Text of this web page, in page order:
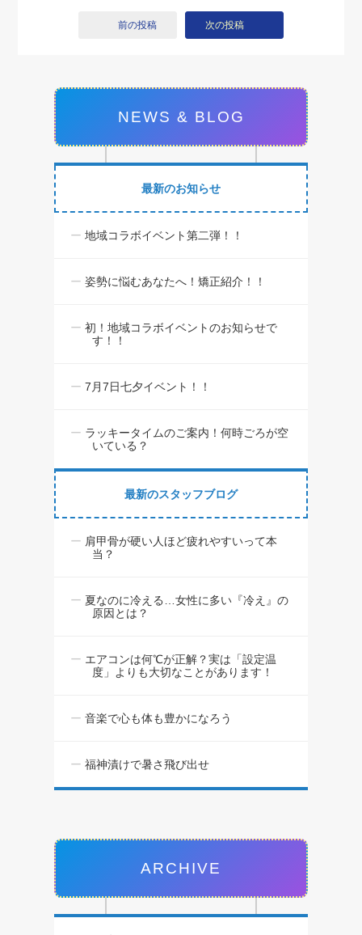
次の投稿
前の投稿
NEWS & BLOG
最新のお知らせ
地域コラボイベント第二弾！！
姿勢に悩むあなたへ！矯正紹介！！
初！地域コラボイベントのお知らせで
す！！
7月7日七夕イベント！！
ラッキータイムのご案内！何時ごろが空
いている？
最新のスタッフブログ
肩甲骨が硬い人ほど疲れやすいって本
当？
夏なのに冷える…女性に多い『冷え』の
原因とは？
エアコンは何℃が正解？実は「設定温
度」よりも大切なことがあります！
音楽で心も体も豊かになろう
福神漬けで暑さ飛び出せ
ARCHIVE